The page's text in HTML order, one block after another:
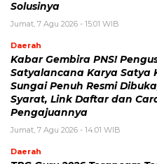
Solusinya
Jumat, 7 Agu 2026 - 15:01 WIB
Daerah
Kabar Gembira PNS!
Satyalancana Karya Satya
Sungai Penuh Resmi
Syarat, Link Daftar dan
Pengajuannya
Jumat, 7 Agu 2026 - 14:01 WIB
Daerah